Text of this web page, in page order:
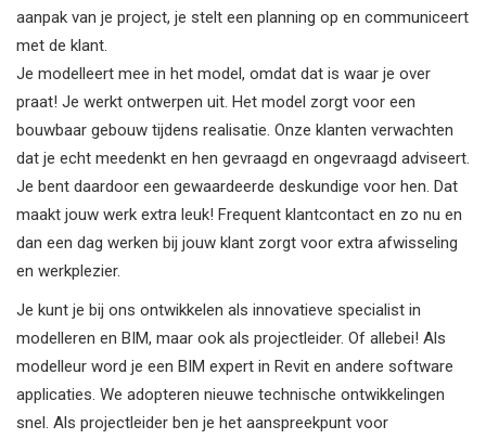
aanpak van je project, je stelt een planning op en communiceert
met de klant.
Je modelleert mee in het model, omdat dat is waar je over
praat! Je werkt ontwerpen uit. Het model zorgt voor een
bouwbaar gebouw tijdens realisatie. Onze klanten verwachten
dat je echt meedenkt en hen gevraagd en ongevraagd adviseert.
Je bent daardoor een gewaardeerde deskundige voor hen. Dat
maakt jouw werk extra leuk! Frequent klantcontact en zo nu en
dan een dag werken bij jouw klant zorgt voor extra afwisseling
en werkplezier.
Je kunt je bij ons ontwikkelen als innovatieve specialist in
modelleren en BIM, maar ook als projectleider. Of allebei! Als
modelleur word je een BIM expert in Revit en andere software
applicaties. We adopteren nieuwe technische ontwikkelingen
snel. Als projectleider ben je het aanspreekpunt voor